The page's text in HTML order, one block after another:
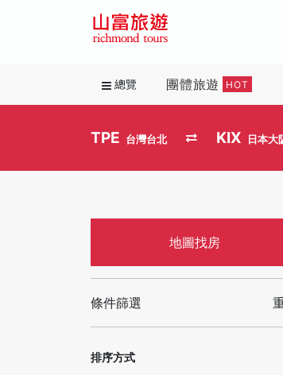
總覽 團體旅遊 HOT
TPE 台灣台北 KIX 日本大
地圖找房
條件篩選
排序方式